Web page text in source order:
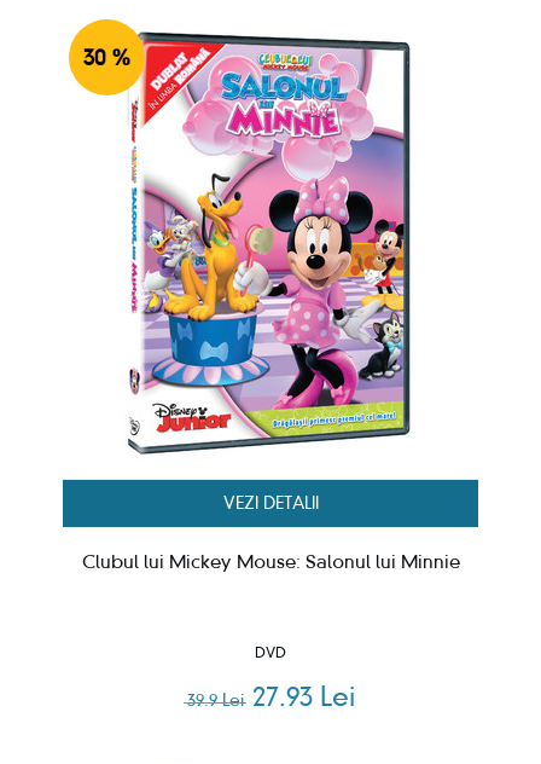
30 %
VEZI DETALII
Clubul lui Mickey Mouse: Salonul lui Minnie
DVD
39.9 Lei 27.93 Lei